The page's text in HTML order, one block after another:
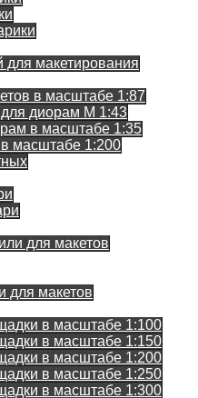
для макетирования
в масштабе 1:87
диорам М 1:43
в масштабе 1:35
масштабе 1:200
для макетов
для макетов
в масштабе 1:100
в масштабе 1:150
в масштабе 1:200
в масштабе 1:250
в масштабе 1:300